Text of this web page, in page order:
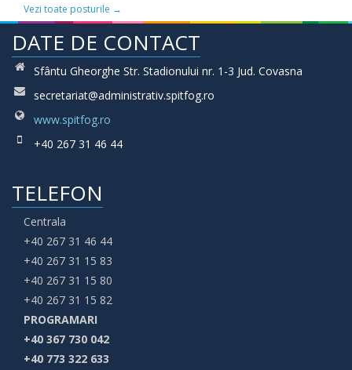
Vezi toate posturile →
DATE DE CONTACT
Sfântu Gheorghe Str. Stadionului nr. 1-3 Jud. Covasna
secretariat@administrativ.spitfog.ro
www.spitfog.ro
+40 267 31 46 44
TELEFON
Centrala
+40 267 31 46 44
+40 267 31 15 83
+40 267 31 15 80
+40 267 31 15 82
PROGRAMARI
+40 367 730 042
+40 773 322 633